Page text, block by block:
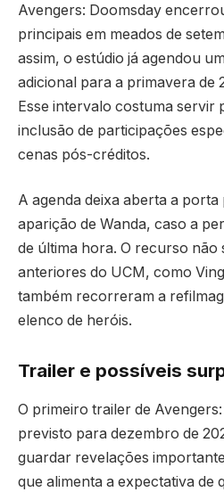
Avengers: Doomsday
principais em meados de
assim, o estúdio já agendou
adicional para a primavera de
Esse intervalo costuma servir
inclusão de participações
cenas pós-créditos.
A agenda deixa aberta a
aparição de Wanda, caso a
de última hora. O recurso não
anteriores do UCM, como
também recorreram a
elenco de heróis.
Trailer e possíveis
O primeiro trailer de
previsto para dezembro de
guardar revelações
que alimenta a expectativa de